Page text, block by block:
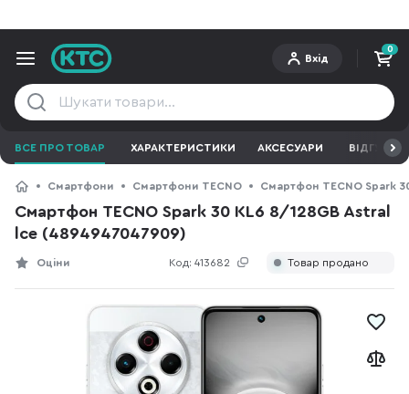
Вхід
0
ВСЕ ПРО ТОВАР ХАРАКТЕРИСТИКИ АКСЕСУАРИ ВІДГУКИ
Смартфони Смартфони TECNO Смартфон TECNO Spark
Смартфон TECNO Spark 30 KL6 8/128GB Astral
lce (4894947047909)
Код: 413682
Оціни Товар продано